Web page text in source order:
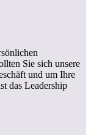
Sie sich unsere
und um Ihre
das Leadership